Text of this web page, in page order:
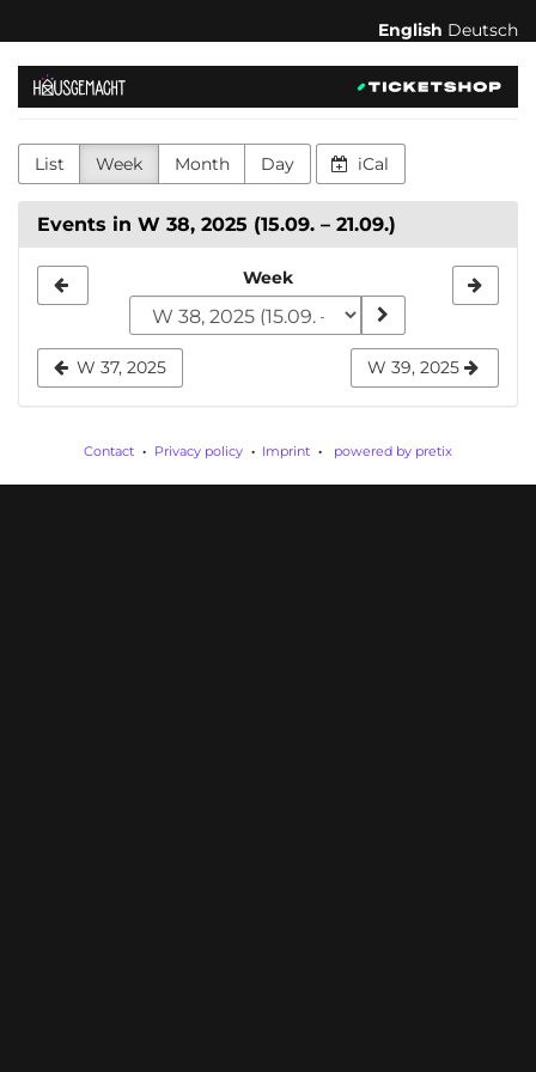
main
content
English Deutsch
hausgemacht
-
feministischer
Kulturverein
für
Körperakzeptanz,
Konsens
und
Selbstbestimmung
List Week Month Day iCal
Events in W 38, 2025 (15.09. – 21.09.)
week
to
Week
W 37, 2025 W 39, 2025
Contact Privacy policy Imprint powered by pretix